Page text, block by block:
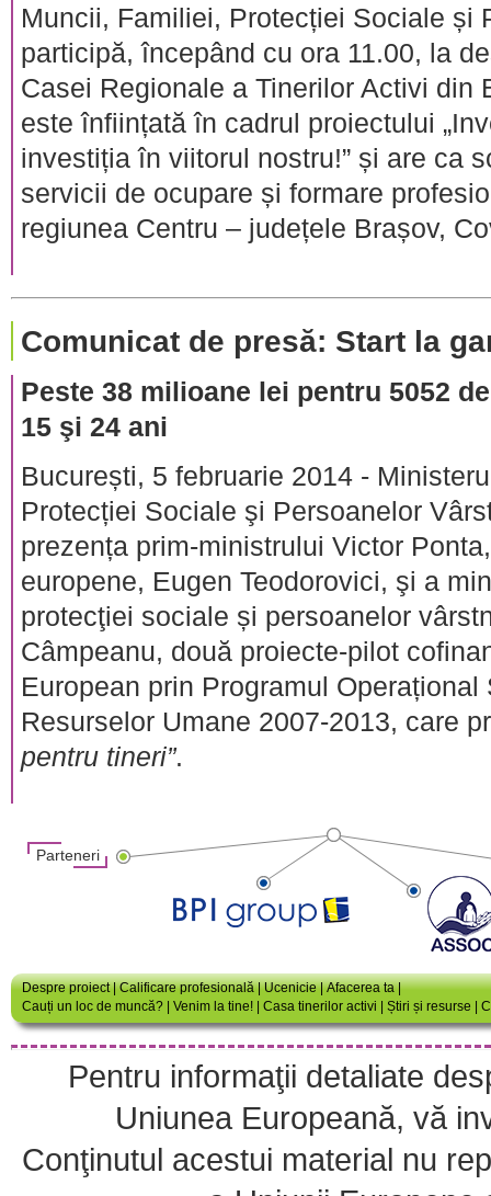
Muncii, Familiei, Protecției Sociale și
participă, începând cu ora 11.00, la
Casei Regionale a Tinerilor Activi din
este înființată în cadrul proiectului
investiția în viitorul nostru!” și are ca
servicii de ocupare și formare
regiunea Centru – județele Brașov,
Comunicat de presă: Start la
Peste 38 milioane lei pentru 5052
15 şi 24 ani
București, 5 februarie 2014 -
Protecției Sociale şi Persoanelor
prezența prim-ministrului Victor
europene, Eugen Teodorovici, şi a
protecţiei sociale și persoanelor
Câmpeanu, două proiecte-pilot
European prin Programul
Resurselor Umane 2007-2013, care
pentru tineri”.
Parteneri
Despre proiect | Calificare profesională | Ucenicie | Afacerea ta |
Cauți un loc de muncă?
Venim la tine! Casa tinerilor activi Știri și resurse
Pentru informaţii detaliate
Uniunea Europeană, vă
Conţinutul acestui material nu